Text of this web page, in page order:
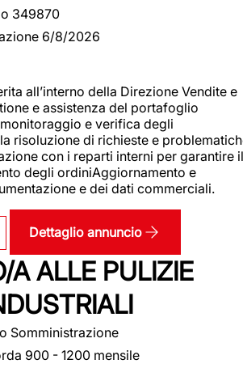
349870
6/8/2026
all’interno della Direzione Vendite e
e assistenza del portafoglio
e verifica degli
risoluzione di richieste e
con i reparti interni per garantire il
degli ordiniAggiornamento e
e dei dati commerciali.
Dettaglio annuncio
A ALLE PULIZIE
Somministrazione
900 - 1200 mensile